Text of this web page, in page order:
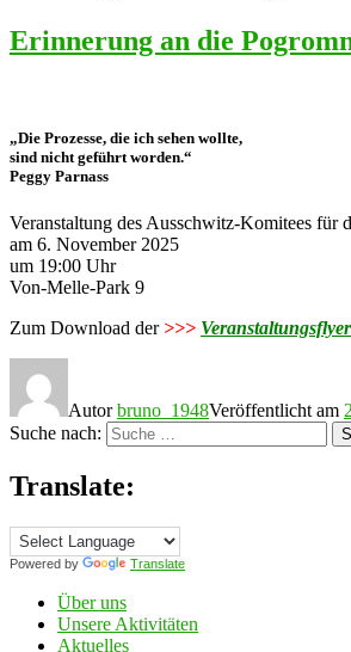
Erinnerung an die
„Die Prozesse, die ich sehen wollte,
sind nicht geführt worden.“
Peggy Parnass
Veranstaltung des Ausschwitz-Komitees für
am 6. November 2025
um 19:00 Uhr
Von-Melle-Park 9
Zum Download der>>>
Autorbruno_1948Veröffentlicht am
Suche nach:
Translate:
Powered by Translate
Über uns
Unsere Aktivitäten
Aktuelles